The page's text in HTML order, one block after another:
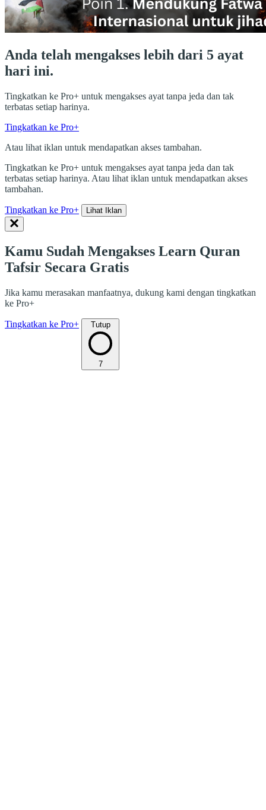
Anda telah mengakses lebih dari 5 ayat
hari ini.
Tingkatkan ke Pro+ untuk mengakses ayat tanpa jeda dan tak
terbatas setiap harinya.
Tingkatkan ke Pro+
Atau lihat iklan untuk mendapatkan akses tambahan.
Tingkatkan ke Pro+ untuk mengakses ayat tanpa jeda dan tak
terbatas setiap harinya. Atau lihat iklan untuk mendapatkan akses
tambahan.
Tingkatkan ke Pro+ Lihat Iklan
Kamu Sudah Mengakses Learn Quran
Tafsir Secara Gratis
Jika kamu merasakan manfaatnya, dukung kami dengan tingkatkan
ke Pro+
Tingkatkan ke Pro+ Tutup
7